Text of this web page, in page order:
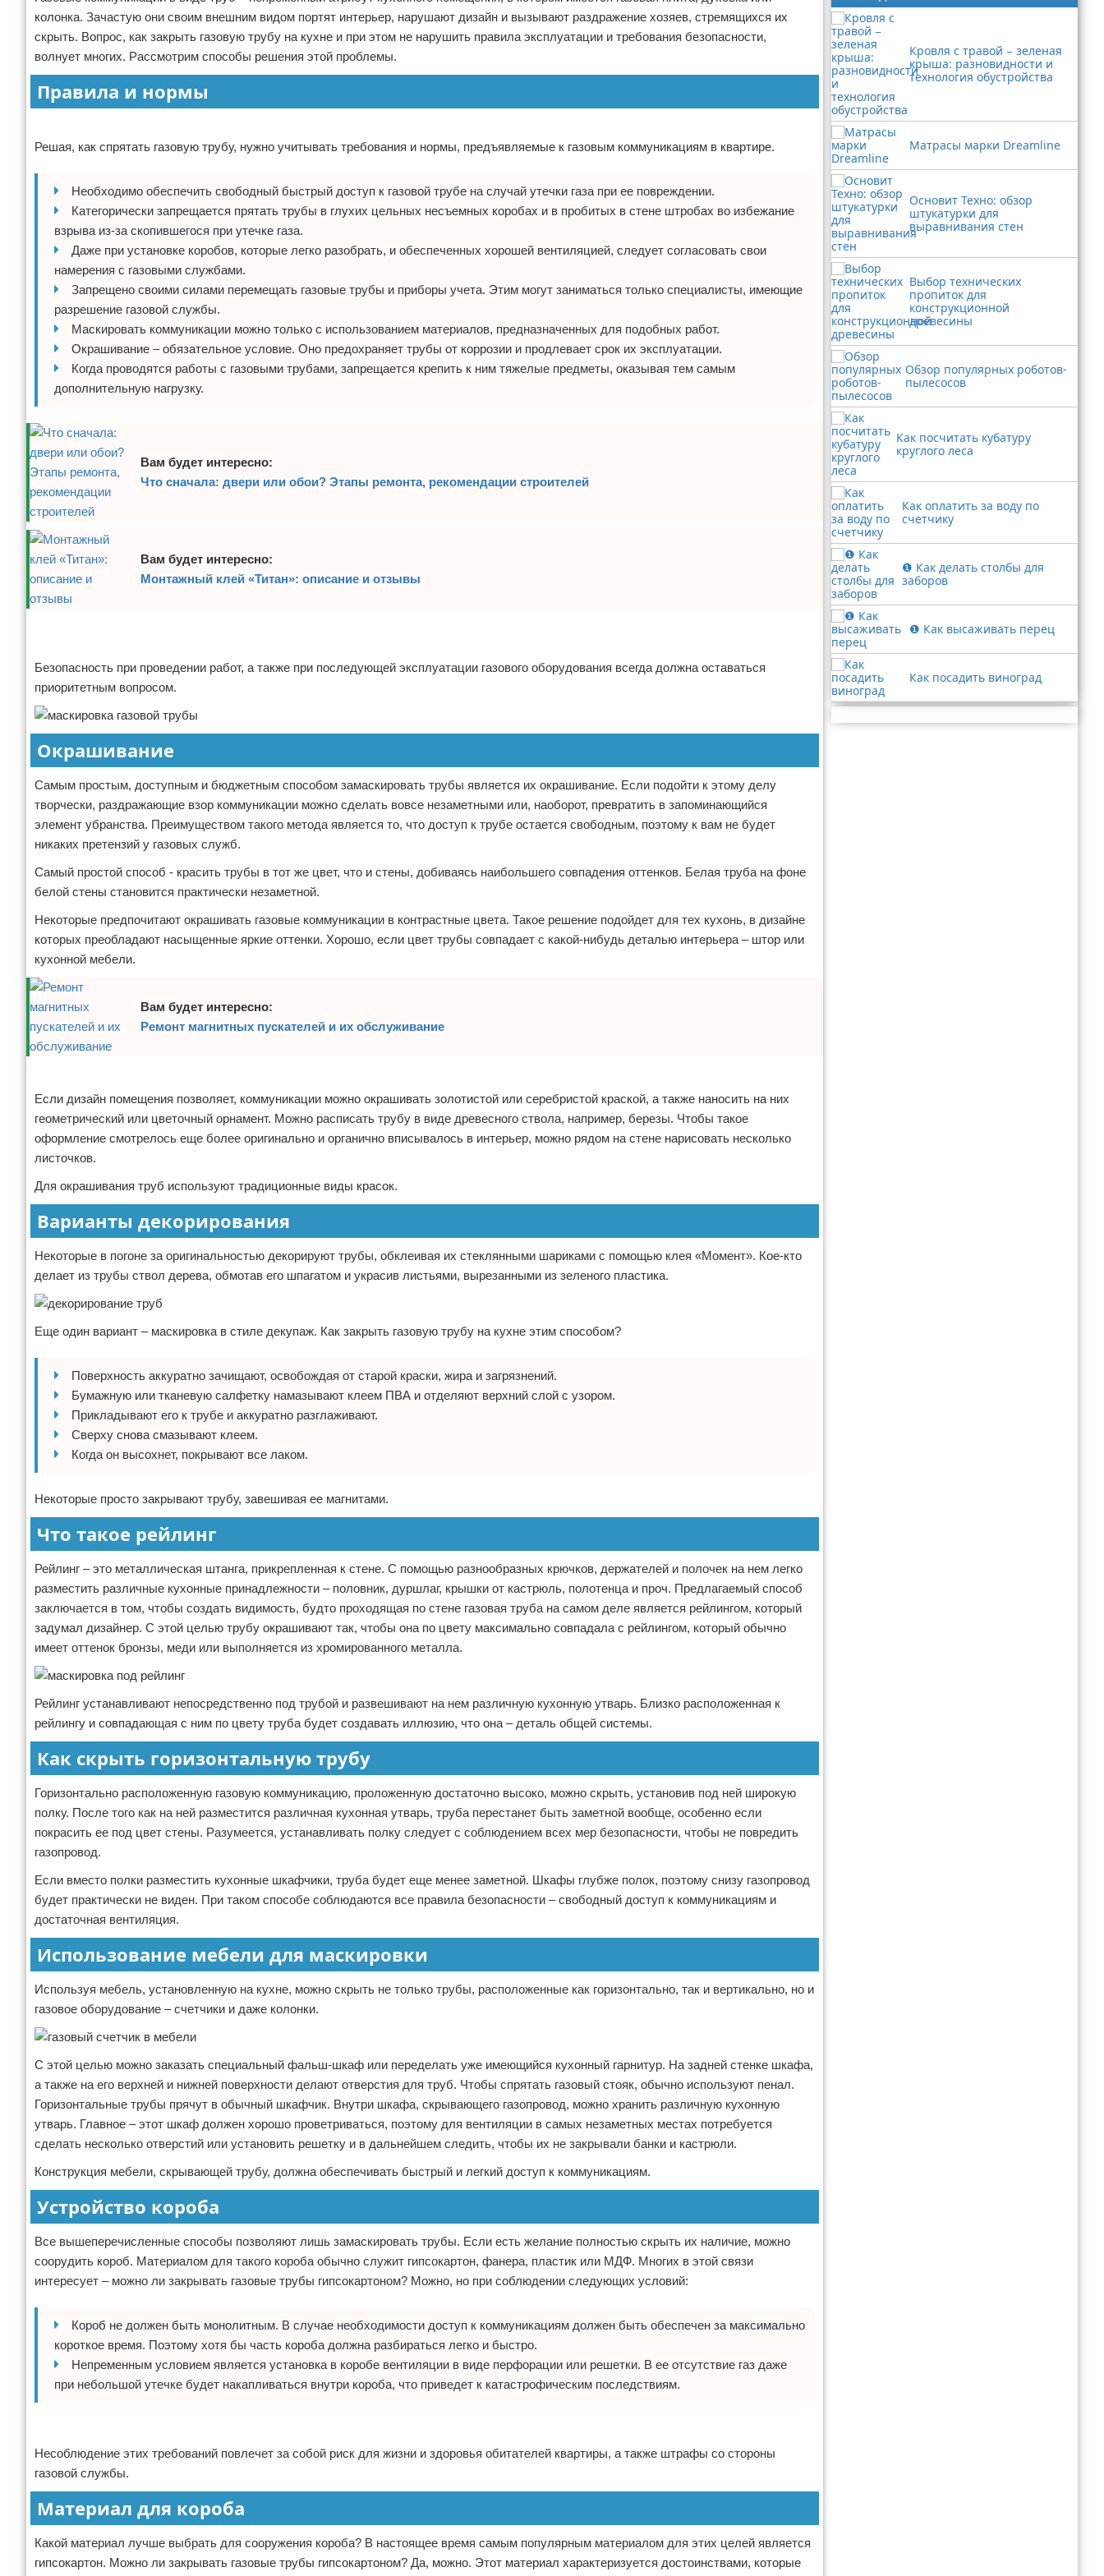
Домашний быт
Коммунальные услуги
Сантехника
Стройматериалы
Разное
Отказ от ответственности
колонка. Зачастую они своим внешним видом портят интерьер, нарушают дизайн и вызывают раздражение хозяев, стремящихся их
скрыть. Вопрос, как закрыть газовую трубу на кухне и при этом не нарушить правила эксплуатации и требования безопасности,
волнует многих. Рассмотрим способы решения этой проблемы.
Правила и нормы
Решая, как спрятать газовую трубу, нужно учитывать требования и нормы, предъявляемые к газовым коммуникациям в квартире.
Необходимо обеспечить свободный быстрый доступ к газовой трубе на случай утечки газа при ее повреждении.
Категорически запрещается прятать трубы в глухих цельных несъемных коробах и в пробитых в стене штробах во избежание
взрыва из-за скопившегося при утечке газа.
Даже при установке коробов, которые легко разобрать, и обеспеченных хорошей вентиляцией, следует согласовать свои
намерения с газовыми службами.
Запрещено своими силами перемещать газовые трубы и приборы учета. Этим могут заниматься только специалисты, имеющие
разрешение газовой службы.
Маскировать коммуникации можно только с использованием материалов, предназначенных для подобных работ.
Окрашивание – обязательное условие. Оно предохраняет трубы от коррозии и продлевает срок их эксплуатации.
Когда проводятся работы с газовыми трубами, запрещается крепить к ним тяжелые предметы, оказывая тем самым
дополнительную нагрузку.
Вам будет интересно:
Что сначала: двери или обои? Этапы ремонта, рекомендации строителей
Вам будет интересно:
Монтажный клей «Титан»: описание и отзывы
Безопасность при проведении работ, а также при последующей эксплуатации газового оборудования всегда должна оставаться
приоритетным вопросом.
Окрашивание
Самым простым, доступным и бюджетным способом замаскировать трубы является их окрашивание. Если подойти к этому делу
творчески, раздражающие взор коммуникации можно сделать вовсе незаметными или, наоборот, превратить в запоминающийся
элемент убранства. Преимуществом такого метода является то, что доступ к трубе остается свободным, поэтому к вам не будет
никаких претензий у газовых служб.
Самый простой способ - красить трубы в тот же цвет, что и стены, добиваясь наибольшего совпадения оттенков. Белая труба на фоне
белой стены становится практически незаметной.
Некоторые предпочитают окрашивать газовые коммуникации в контрастные цвета. Такое решение подойдет для тех кухонь, в дизайне
которых преобладают насыщенные яркие оттенки. Хорошо, если цвет трубы совпадает с какой-нибудь деталью интерьера – штор или
кухонной мебели.
Вам будет интересно:
Ремонт магнитных пускателей и их обслуживание
Если дизайн помещения позволяет, коммуникации можно окрашивать золотистой или серебристой краской, а также наносить на них
геометрический или цветочный орнамент. Можно расписать трубу в виде древесного ствола, например, березы. Чтобы такое
оформление смотрелось еще более оригинально и органично вписывалось в интерьер, можно рядом на стене нарисовать несколько
листочков.
Для окрашивания труб используют традиционные виды красок.
Варианты декорирования
Некоторые в погоне за оригинальностью декорируют трубы, обклеивая их стеклянными шариками с помощью клея «Момент». Кое-кто
делает из трубы ствол дерева, обмотав его шпагатом и украсив листьями, вырезанными из зеленого пластика.
Еще один вариант – маскировка в стиле декупаж. Как закрыть газовую трубу на кухне этим способом?
Поверхность аккуратно зачищают, освобождая от старой краски, жира и загрязнений.
Бумажную или тканевую салфетку намазывают клеем ПВА и отделяют верхний слой с узором.
Прикладывают его к трубе и аккуратно разглаживают.
Сверху снова смазывают клеем.
Когда он высохнет, покрывают все лаком.
Некоторые просто закрывают трубу, завешивая ее магнитами.
Что такое рейлинг
Рейлинг – это металлическая штанга, прикрепленная к стене. С помощью разнообразных крючков, держателей и полочек на нем легко
разместить различные кухонные принадлежности – половник, дуршлаг, крышки от кастрюль, полотенца и проч. Предлагаемый способ
заключается в том, чтобы создать видимость, будто проходящая по стене газовая труба на самом деле является рейлингом, который
задумал дизайнер. С этой целью трубу окрашивают так, чтобы она по цвету максимально совпадала с рейлингом, который обычно
имеет оттенок бронзы, меди или выполняется из хромированного металла.
Рейлинг устанавливают непосредственно под трубой и развешивают на нем различную кухонную утварь. Близко расположенная к
рейлингу и совпадающая с ним по цвету труба будет создавать иллюзию, что она – деталь общей системы.
Как скрыть горизонтальную трубу
Горизонтально расположенную газовую коммуникацию, проложенную достаточно высоко, можно скрыть, установив под ней широкую
полку. После того как на ней разместится различная кухонная утварь, труба перестанет быть заметной вообще, особенно если
покрасить ее под цвет стены. Разумеется, устанавливать полку следует с соблюдением всех мер безопасности, чтобы не повредить
газопровод.
Если вместо полки разместить кухонные шкафчики, труба будет еще менее заметной. Шкафы глубже полок, поэтому снизу газопровод
будет практически не виден. При таком способе соблюдаются все правила безопасности – свободный доступ к коммуникациям и
достаточная вентиляция.
Использование мебели для маскировки
Используя мебель, установленную на кухне, можно скрыть не только трубы, расположенные как горизонтально, так и вертикально, но и
газовое оборудование – счетчики и даже колонки.
С этой целью можно заказать специальный фальш-шкаф или переделать уже имеющийся кухонный гарнитур. На задней стенке шкафа,
а также на его верхней и нижней поверхности делают отверстия для труб. Чтобы спрятать газовый стояк, обычно используют пенал.
Горизонтальные трубы прячут в обычный шкафчик. Внутри шкафа, скрывающего газопровод, можно хранить различную кухонную
утварь. Главное – этот шкаф должен хорошо проветриваться, поэтому для вентиляции в самых незаметных местах потребуется
сделать несколько отверстий или установить решетку и в дальнейшем следить, чтобы их не закрывали банки и кастрюли.
Конструкция мебели, скрывающей трубу, должна обеспечивать быстрый и легкий доступ к коммуникациям.
Устройство короба
Все вышеперечисленные способы позволяют лишь замаскировать трубы. Если есть желание полностью скрыть их наличие, можно
соорудить короб. Материалом для такого короба обычно служит гипсокартон, фанера, пластик или МДФ. Многих в этой связи
интересует – можно ли закрывать газовые трубы гипсокартоном? Можно, но при соблюдении следующих условий:
Короб не должен быть монолитным. В случае необходимости доступ к коммуникациям должен быть обеспечен за максимально
короткое время. Поэтому хотя бы часть короба должна разбираться легко и быстро.
Непременным условием является установка в коробе вентиляции в виде перфорации или решетки. В ее отсутствие газ даже
при небольшой утечке будет накапливаться внутри короба, что приведет к катастрофическим последствиям.
Несоблюдение этих требований повлечет за собой риск для жизни и здоровья обитателей квартиры, а также штрафы со стороны
газовой службы.
Материал для короба
Какой материал лучше выбрать для сооружения короба? В настоящее время самым популярным материалом для этих целей является
гипсокартон. Можно ли закрывать газовые трубы гипсокартоном? Да, можно. Этот материал характеризуется достоинствами, которые
Кровля с травой − зеленая
крыша: разновидности и
технология обустройства
Матрасы марки Dreamline
Основит Техно: обзор
штукатурки для
выравнивания стен
Выбор технических
пропиток для
конструкционной
древесины
Обзор популярных роботов-
пылесосов
Как посчитать кубатуру
круглого леса
Как оплатить за воду по
счетчику
❶ Как делать столбы для
заборов
❶ Как высаживать перец
Как посадить виноград